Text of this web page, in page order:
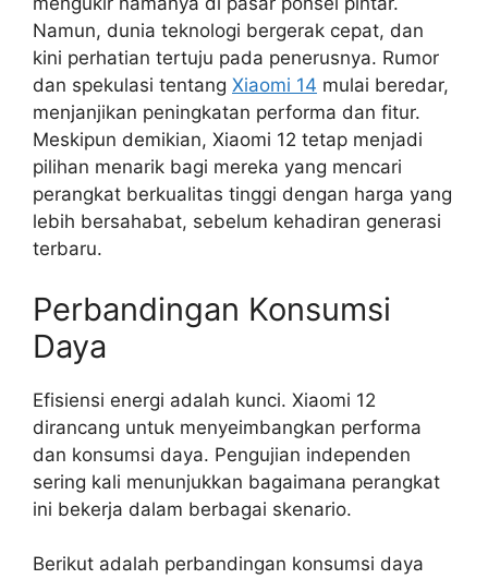
Namun, dunia teknologi bergerak cepat, dan
kini perhatian tertuju pada penerusnya. Rumor
dan spekulasi tentang Xiaomi 14 mulai beredar,
menjanjikan peningkatan performa dan fitur.
Meskipun demikian, Xiaomi 12 tetap menjadi
pilihan menarik bagi mereka yang mencari
perangkat berkualitas tinggi dengan harga yang
lebih bersahabat, sebelum kehadiran generasi
terbaru.
Perbandingan Konsumsi
Daya
Efisiensi energi adalah kunci. Xiaomi 12
dirancang untuk menyeimbangkan performa
dan konsumsi daya. Pengujian independen
sering kali menunjukkan bagaimana perangkat
ini bekerja dalam berbagai skenario.
Berikut adalah perbandingan konsumsi daya